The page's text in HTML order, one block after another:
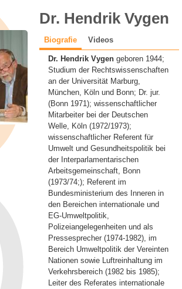
Dr. Hendrik Vygen
C
Biografie(
a
k
t
i
v
e
r
R
e
i
t
e
r
)
Videos
Dr. Hendrik Vygen geboren 1944;
Studium der Rechtswissenschaften
an der Universität Marburg,
München, Köln und Bonn; Dr. jur.
(Bonn 1971); wissenschaftlicher
Mitarbeiter bei der Deutschen
Welle, Köln (1972/1973);
wissenschaftlicher Referent für
Umwelt und Gesundheitspolitik bei
der Interparlamentarischen
Arbeitsgemeinschaft, Bonn
(1973/74;); Referent im
Bundesministerium des Inneren in
den Bereichen internationale und
EG-Umweltpolitik,
Polizeiangelegenheiten und als
Pressesprecher (1974-1982), im
Bereich Umweltpolitik der Vereinten
Nationen sowie Luftreinhaltung im
Verkehrsbereich (1982 bis 1985);
Leiter des Referates internationale